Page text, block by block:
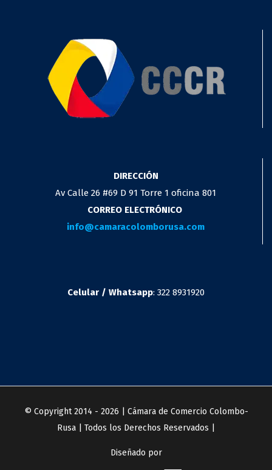
DIRECCIÓN
Av Calle 26 #69 D 91 Torre 1 oficina 801
CORREO ELECTRÓNICO
info@camaracolomborusa.com
Celular / Whatsapp: 322 8931920
© Copyright 2014 - 2026 | Cámara de Comercio Colombo-
Rusa | Todos los Derechos Reservados |
Diseñado por